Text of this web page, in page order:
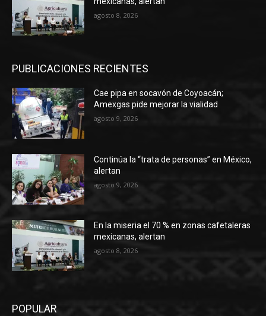
agosto 8, 2026
PUBLICACIONES RECIENTES
Cae pipa en socavón de Coyoacán;
Amexgas pide mejorar la vialidad
agosto 9, 2026
Continúa la “trata de personas” en México,
alertan
agosto 9, 2026
En la miseria el 70 % en zonas cafetaleras
mexicanas, alertan
agosto 8, 2026
POPULAR